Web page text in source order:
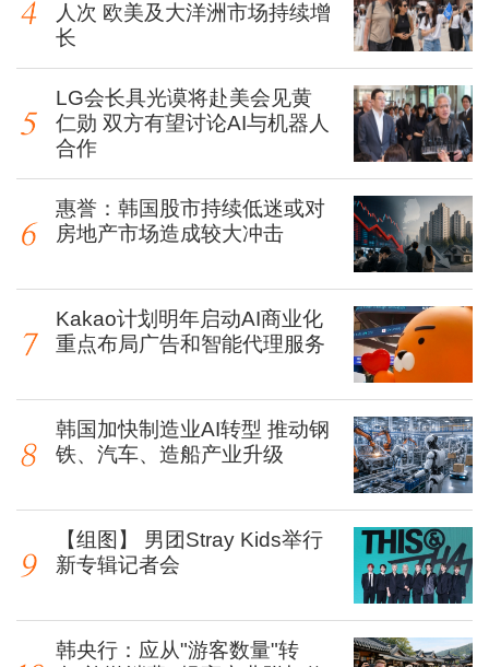
人次 欧美及大洋洲市场持续增
长
LG会长具光谟将赴美会见黄
仁勋 双方有望讨论AI与机器人
合作
惠誉：韩国股市持续低迷或对
房地产市场造成较大冲击
Kakao计划明年启动AI商业化
重点布局广告和智能代理服务
韩国加快制造业AI转型 推动钢
铁、汽车、造船产业升级
【组图】 男团Stray Kids举行
新专辑记者会
韩央行：应从"游客数量"转